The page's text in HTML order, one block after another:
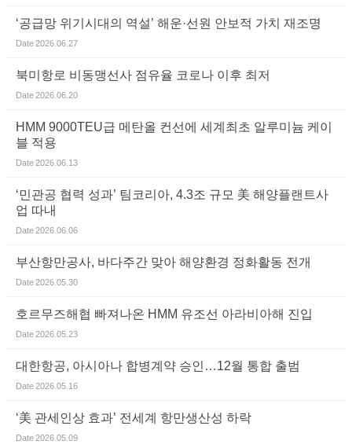
‘공급망 위기시대의 역설’ 해운·선원 안보적 가치 재조명
Date2026.06.27
북미항로 비동맹선사 점유율 코로나 이후 최저
Date2026.06.20
HMM 9000TEU급 메탄올 컨선에 세계최초 알루미늄 케이
블 적용
Date2026.06.13
‘민관공 협력 성과’ 팀코리아, 4.3조 규모 美 해양플랜트사
업 따내
Date2026.06.06
부산항만공사, 바다주간 맞아 해양환경 정화활동 전개
Date2026.05.30
호르무즈해협 빠져나온 HMM 유조선 아라비아해 진입
Date2026.05.23
대한항공, 아시아나 합병계약 승인…12월 통합 출범
Date2026.05.16
‘美 관세인상 효과’ 전세계 항만생산성 하락
Date2026.05.09